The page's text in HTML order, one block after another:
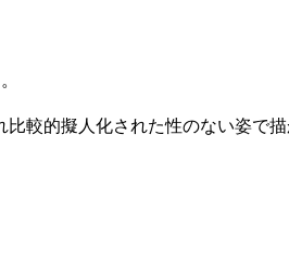
較的擬人化された性のない姿で描